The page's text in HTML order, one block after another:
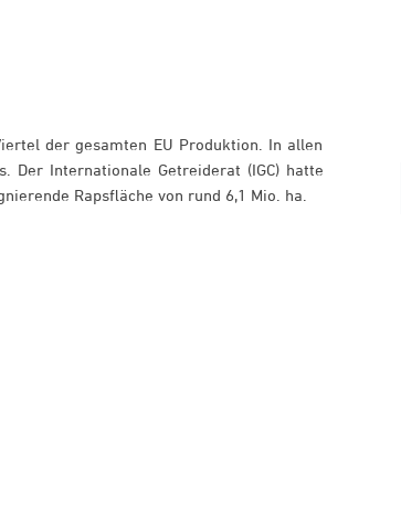
der gesamten EU Produktion. In allen
Der Internationale Getreiderat (IGC) hatte
Rapsfläche von rund 6,1 Mio. ha.